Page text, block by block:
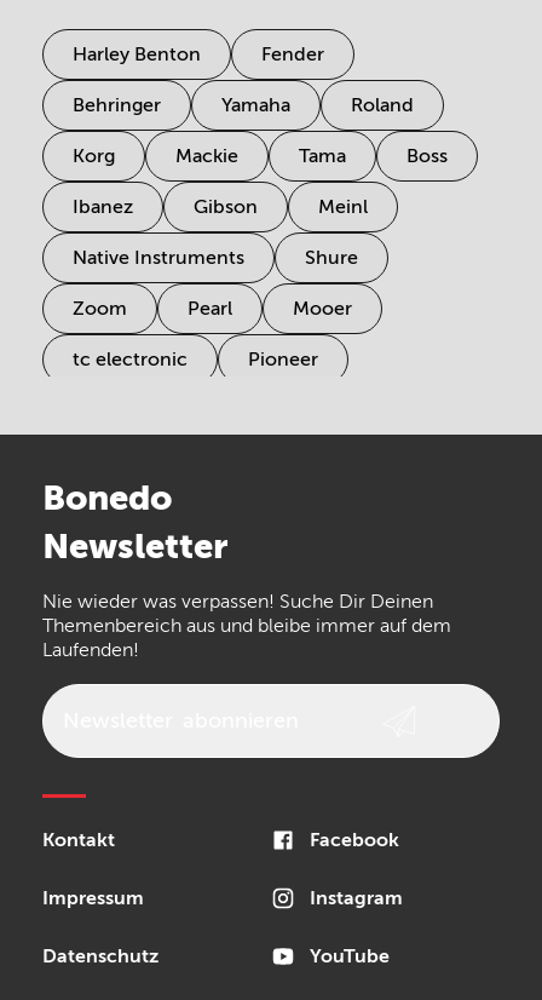
Harley Benton Fender
Behringer Yamaha Roland
Korg Mackie Tama Boss
Ibanez Gibson Meinl
Native Instruments Shure
Zoom Pearl Mooer
tc electronic Pioneer
Arturia
the t.bone
Walrus Audio Epiphone
Bonedo
Newsletter
Nie wieder was verpassen! Suche Dir Deinen
Themenbereich aus und bleibe immer auf dem
Laufenden!
Kontakt
Impressum
Datenschutz
Facebook
Instagram
YouTube